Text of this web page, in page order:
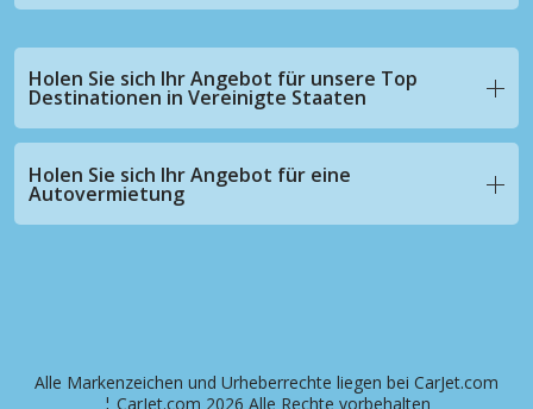
Holen Sie sich Ihr Angebot für unsere Top
Destinationen in Vereinigte Staaten
Holen Sie sich Ihr Angebot für eine
Autovermietung
Alle Markenzeichen und Urheberrechte liegen bei CarJet.com
¦ CarJet.com 2026 Alle Rechte vorbehalten